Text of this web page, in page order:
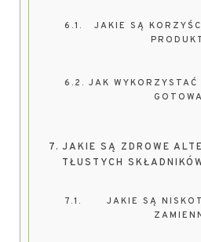
JAKIE SĄ
JAK WYKORZYSTAĆ
JAKIE SĄ ZDROWE
TŁUSTYCH
JAKIE SĄ